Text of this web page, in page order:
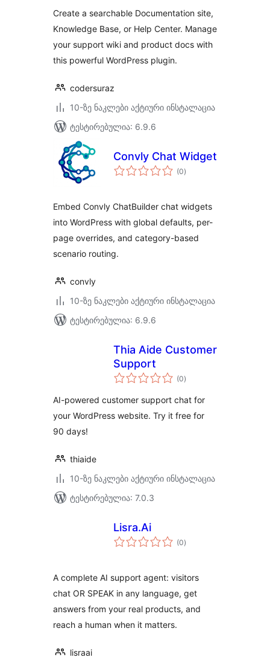
Create a searchable Documentation site,
Knowledge Base, or Help Center. Manage
your support wiki and product docs with
this powerful WordPress plugin.
codersuraz
10-ზე ნაკლები აქტიური ინსტალაცია
ტესტირებულია: 6.9.6
Convly Chat Widget
(0საერთო
რეიტინგი
)
Embed Convly ChatBuilder chat widgets
into WordPress with global defaults, per-
page overrides, and category-based
scenario routing.
convly
10-ზე ნაკლები აქტიური ინსტალაცია
ტესტირებულია: 6.9.6
Thia Aide Customer
Support
(0საერთო
რეიტინგი
)
AI-powered customer support chat for
your WordPress website. Try it free for
90 days!
thiaide
10-ზე ნაკლები აქტიური ინსტალაცია
ტესტირებულია: 7.0.3
Lisra.Ai
(0საერთო
რეიტინგი
)
A complete AI support agent: visitors
chat OR SPEAK in any language, get
answers from your real products, and
reach a human when it matters.
lisraai